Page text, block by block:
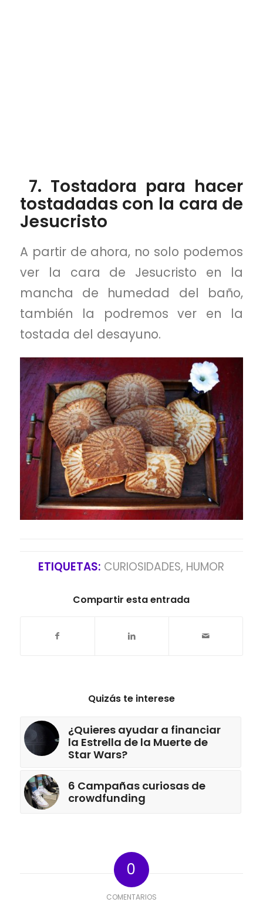
7. Tostadora para hacer
tostadadas con la cara de
Jesucristo
A partir de ahora, no solo podemos
ver la cara de Jesucristo en la
mancha de humedad del baño,
también la podremos ver en la
tostada del desayuno.
ETIQUETAS: CURIOSIDADES, HUMOR
Compartir esta entrada
Quizás te interese
¿Quieres ayudar a financiar
la Estrella de la Muerte de
Star Wars?
6 Campañas curiosas de
crowdfunding
0
COMENTARIOS